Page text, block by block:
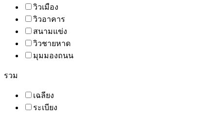
วิวเมือง
วิวอาคาร
สนามแข่ง
วิวชายหาด
มุมมองถนน
รวม
เฉลียง
ระเบียง